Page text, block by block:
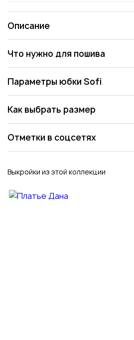
Описание
Что нужно для пошива
Параметры юбки Sofi
Как выбрать размер
Отметки в соцсетях
Выкройки из этой коллекции